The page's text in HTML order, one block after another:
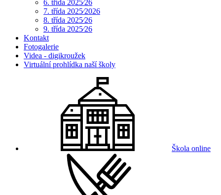
6. třída 2025⁄26
7. třída 2025⁄2026
8. třída 2025⁄26
9. třída 2025⁄26
Kontakt
Fotogalerie
Videa - digikroužek
Virtuální prohlídka naší školy
Škola online